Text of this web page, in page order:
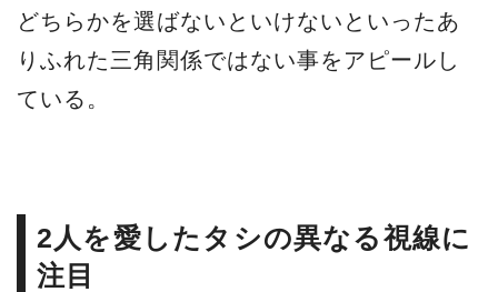
どちらかを選ばないといけないといったあ
りふれた三角関係ではない事をアピールし
ている。
2人を愛したタシの異なる視線に
注目